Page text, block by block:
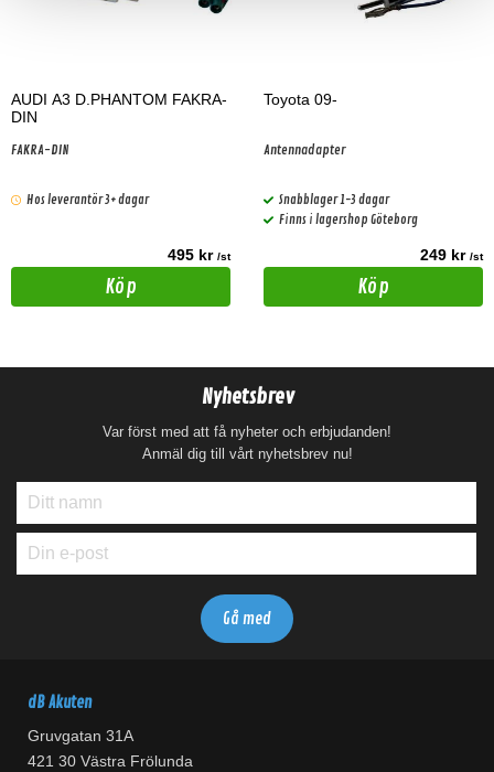
AUDI A3 D.PHANTOM FAKRA-
DIN
FAKRA-DIN
Hos leverantör 3+ dagar
495 kr /st
Köp
Toyota 09-
Antennadapter
Snabblager 1-3 dagar
Finns i lagershop Göteborg
249 kr /st
Köp
Nyhetsbrev
Var först med att få nyheter och erbjudanden!
Anmäl dig till vårt nyhetsbrev nu!
dB Akuten
Gruvgatan 31A
421 30 Västra Frölunda